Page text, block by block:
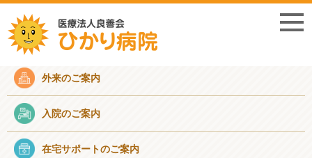
採用情報
外来のご案内
入院のご案内
在宅サポートのご案内